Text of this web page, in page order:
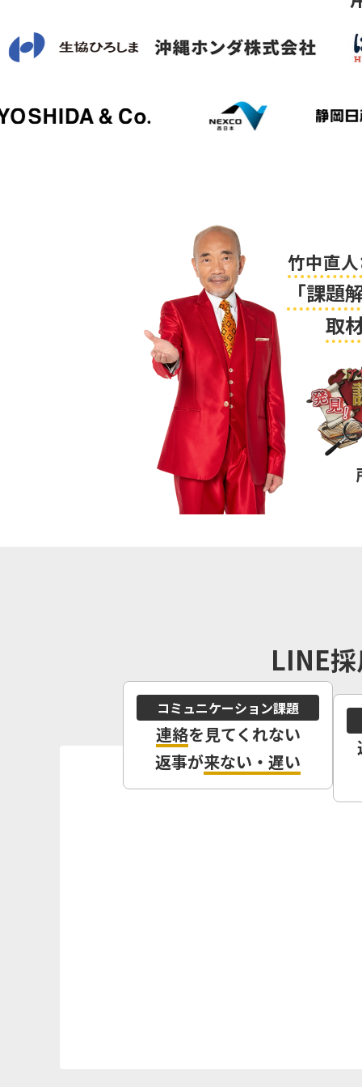
竹中直
「課題
取
LINE
コミュニケーション課題
連絡を見てくれない
返事が来ない・遅い